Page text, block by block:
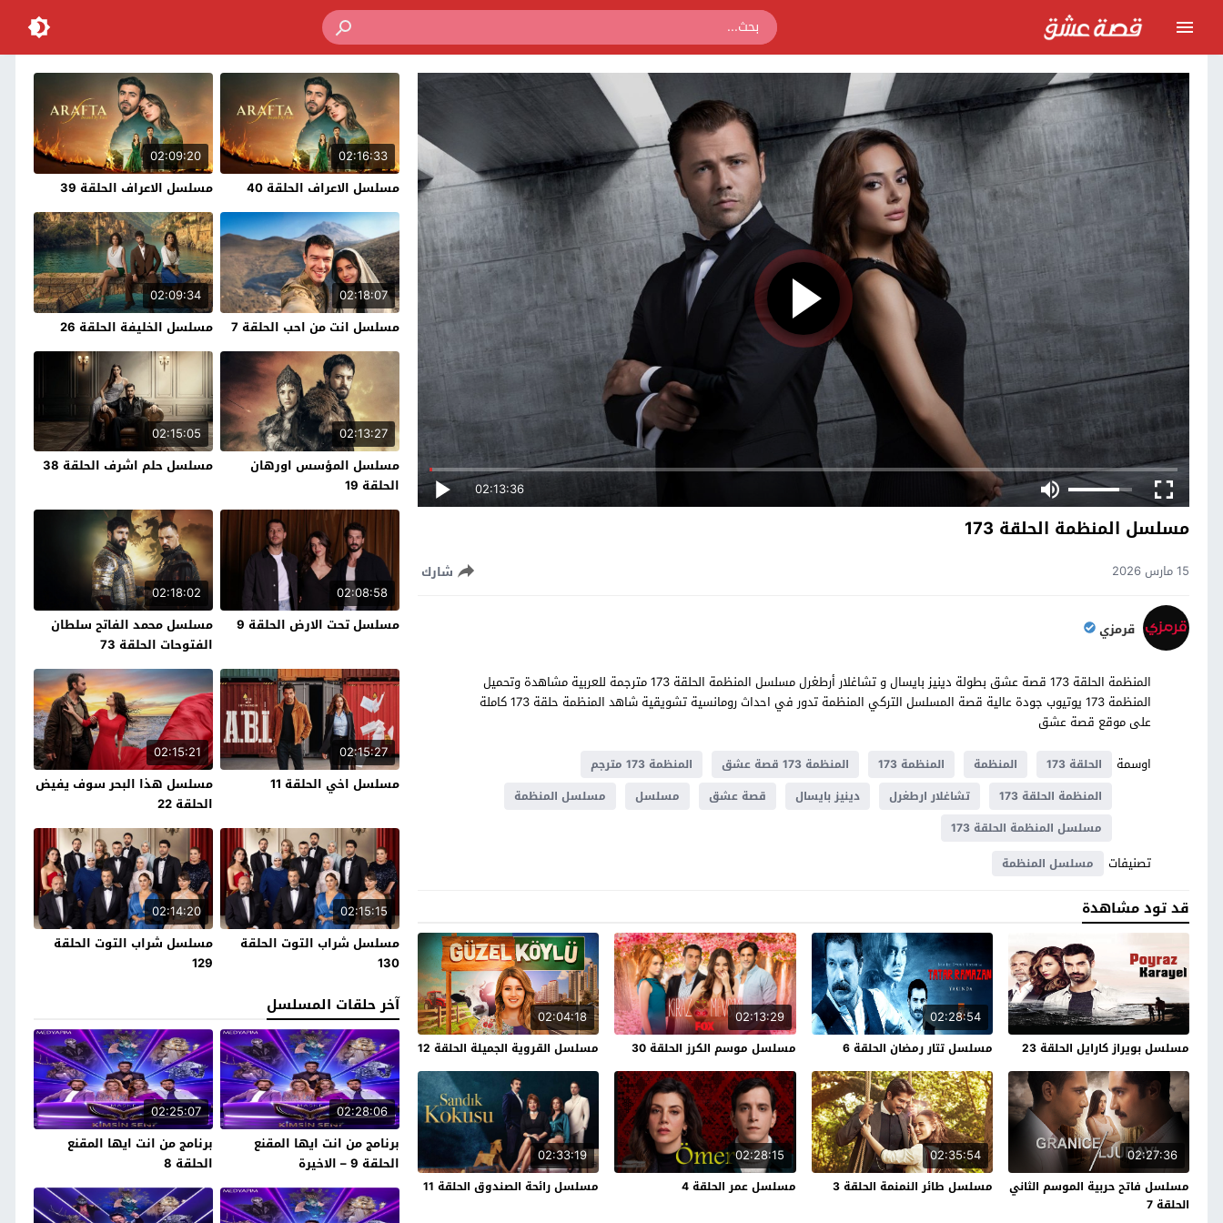
02:13:36
مسلسل المنظمة الحلقة 173
15 مارس 2026 شارك
قرمزي
المنظمة الحلقة 173 قصة عشق بطولة دينيز بايسال و تشاغلار أرطغرل مسلسل المنظمة الحلقة 173 مترجمة للعربية مشاهدة وتحميل
المنظمة 173 يوتيوب جودة عالية قصة المسلسل التركي المنظمة تدور في احداث رومانسية تشويقية شاهد المنظمة حلقة 173 كاملة
على موقع قصة عشق
اوسمة
الحلقة 173 المنظمة المنظمة 173 المنظمة 173 قصة عشق
المنظمة 173 مترجم
المنظمة الحلقة 173
تشاغلار ارطغرل دينيز بايسال قصة عشق مسلسل
مسلسل المنظمة
مسلسل المنظمة الحلقة 173
تصنيفات مسلسل المنظمة
قد تود مشاهدة
مسلسل بويراز كارايل الحلقة 23
02:28:54
مسلسل تتار رمضان الحلقة 6
02:13:29
مسلسل موسم الكرز الحلقة 30
02:04:18
مسلسل القروية الجميلة الحلقة 12
02:27:36
مسلسل فاتح حربية الموسم الثاني
الحلقة 7
02:35:54
مسلسل طائر النمنمة الحلقة 3
02:28:15
مسلسل عمر الحلقة 4
02:33:19
مسلسل رائحة الصندوق الحلقة 11
02:16:33
مسلسل الاعراف الحلقة 40
02:09:20
مسلسل الاعراف الحلقة 39
02:18:07
مسلسل انت من احب الحلقة 7
02:09:34
مسلسل الخليفة الحلقة 26
02:13:27
مسلسل المؤسس اورهان
الحلقة 19
02:15:05
مسلسل حلم اشرف الحلقة 38
02:08:58
مسلسل تحت الارض الحلقة 9
02:18:02
مسلسل محمد الفاتح سلطان
الفتوحات الحلقة 73
02:15:27
مسلسل اخي الحلقة 11
02:15:21
مسلسل هذا البحر سوف يفيض
الحلقة 22
02:15:15
مسلسل شراب التوت الحلقة
130
02:14:20
مسلسل شراب التوت الحلقة
129
آخر حلقات المسلسل
02:28:06
برنامج من انت ايها المقنع
الحلقة 9 – الاخيرة
02:25:07
برنامج من انت ايها المقنع
الحلقة 8